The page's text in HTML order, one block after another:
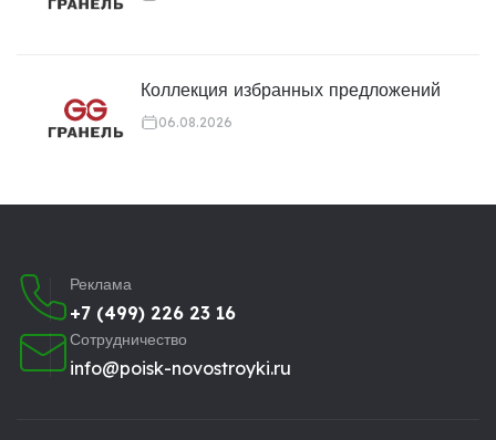
Коллекция избранных предложений
06.08.2026
Реклама
+7 (499) 226 23 16
Сотрудничество
info@poisk-novostroyki.ru